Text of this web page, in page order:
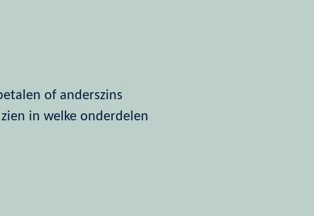
of anderszins
in welke onderdelen